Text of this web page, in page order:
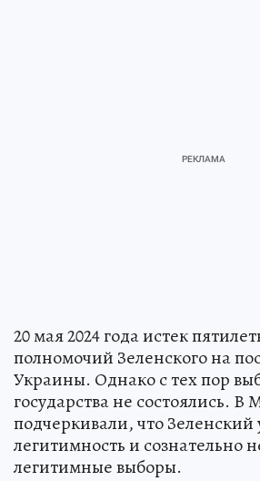
20 мая 2024 года истек
полномочий Зеленского на
Украины. Однако с тех пор
государства не состоялись. В
подчеркивали, что Зеленский
легитимность и сознательно
легитимные выборы.